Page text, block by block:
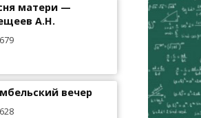
матери —
А.Н.
679
вечер
628